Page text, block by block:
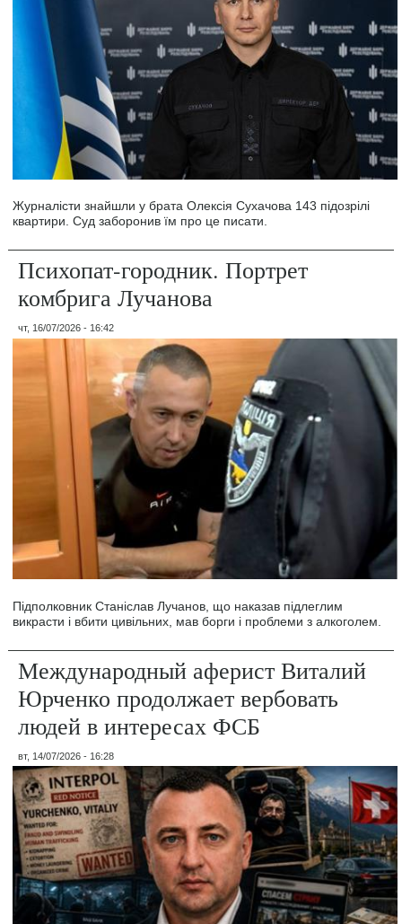
Журналісти знайшли у брата Олексія Сухачова 143 підозрілі
квартири. Суд заборонив їм про це писати.
Психопат-городник. Портрет
комбрига Лучанова
чт, 16/07/2026 - 16:42
Підполковник Станіслав Лучанов, що наказав підлеглим
викрасти і вбити цивільних, мав борги і проблеми з алкоголем.
Международный аферист Виталий
Юрченко продолжает вербовать
людей в интересах ФСБ
вт, 14/07/2026 - 16:28